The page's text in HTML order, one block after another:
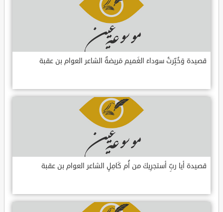
قصيدة وَخُبِّرتُ سوداءَ الغَميم مَريضةٌ الشاعر العوام بن عقبة
قصيدة أيا ربِّ أستجرِيكَ من أُم كَامِلٍ الشاعر العوام بن عقبة